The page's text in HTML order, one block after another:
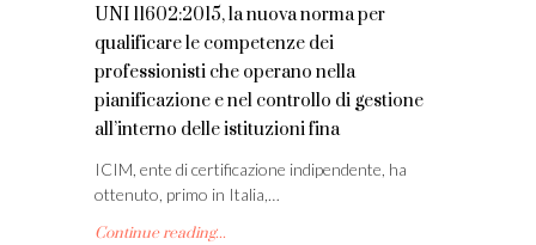
UNI 11602:2015, la nuova norma per
qualificare le competenze dei
professionisti che operano nella
pianificazione e nel controllo di gestione
all’interno delle istituzioni fina
ICIM, ente di certificazione indipendente, ha
ottenuto, primo in Italia,…
Continue reading...